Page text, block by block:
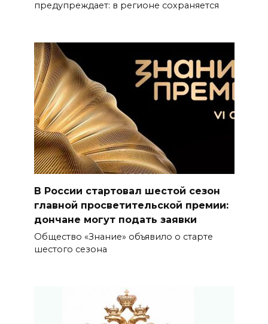
предупреждает: в регионе сохраняется
В России стартовал шестой сезон
главной просветительской премии:
дончане могут подать заявки
Общество «Знание» объявило о старте
шестого сезона